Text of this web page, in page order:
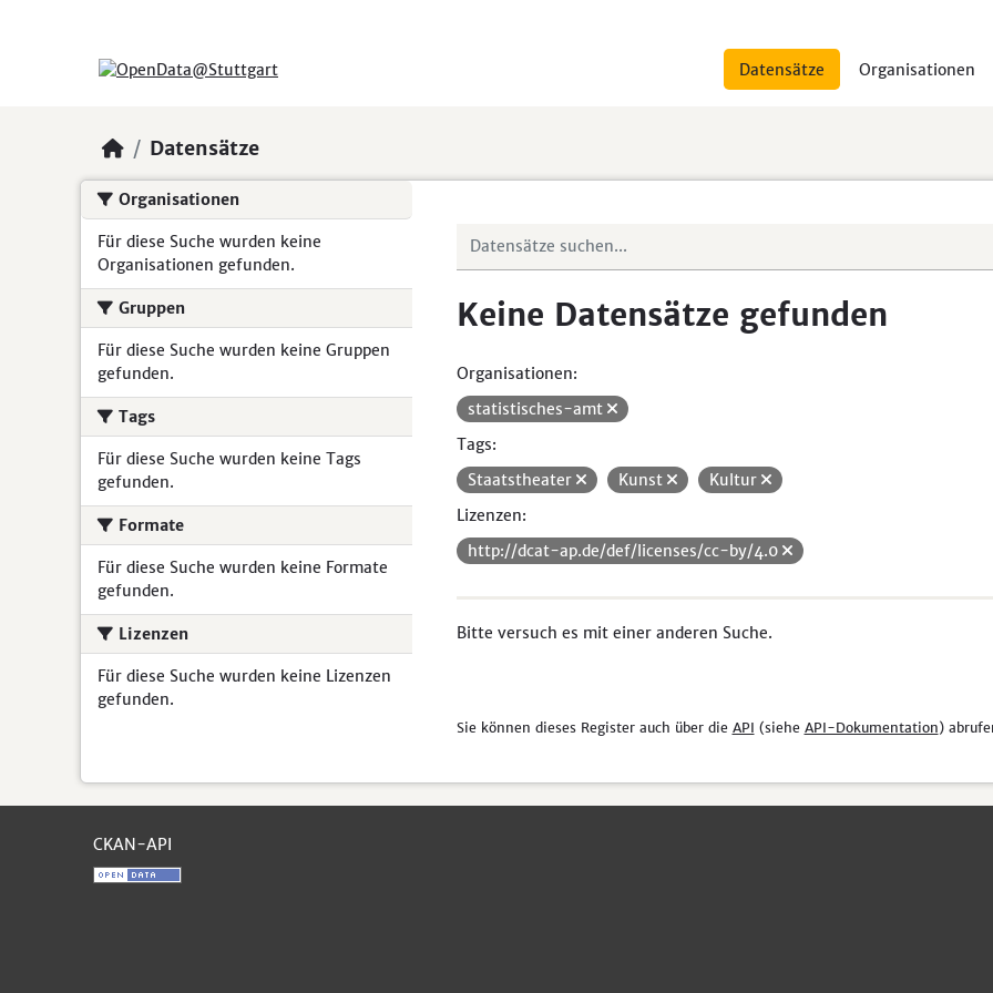
Datensätze Organisationen
Datensätze
Organisationen
Für diese Suche wurden keine
Organisationen gefunden.
Gruppen
Für diese Suche wurden keine Gruppen
gefunden.
Tags
Für diese Suche wurden keine Tags
gefunden.
Formate
Für diese Suche wurden keine Formate
gefunden.
Lizenzen
Für diese Suche wurden keine Lizenzen
gefunden.
Keine Datensätze gefunden
Organisationen:
statistisches-amt
Tags:
Staatstheater
Kunst
Kultur
Lizenzen:
http://dcat-ap.de/def/licenses/cc-by/4.0
Bitte versuch es mit einer anderen Suche.
Sie können dieses Register auch über die API (siehe API-Dokumentation)
CKAN-API